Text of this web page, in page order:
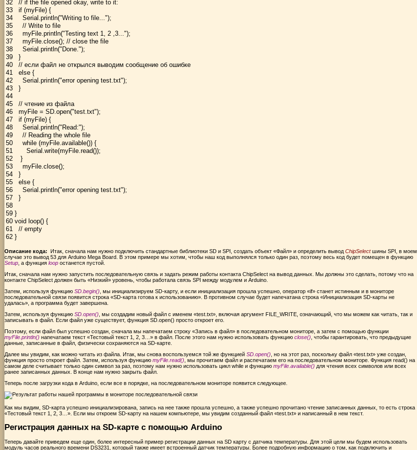
32
33
34
35
36
37
38
39
40
41
42
43
44
45
46
47
48
49
50
51
52
53
54
55
56
57
58
59
60
61
62
// if the file opened okay, write to it:
if (myFile) {
Serial println("Writing to file...");
// Write to file
myFile println("Testing text 1, 2 ,3...");
myFile close(); // close the file
Serial println("Done.");
}
// если файл не открылся выводим сообщение об ошибке
else {
Serial println("error opening test.txt");
}
// чтение из файла
myFile = SD open("test.txt");
if (myFile) {
Serial println("Read:");
// Reading the whole file
while (myFile available()) {
Serial write(myFile read());
}
myFile close();
}
else {
Serial println("error opening test.txt");
}
}
void loop() {
// empty
}
Описание кода: Итак, сначала нам нужно подключить стандартные библиотеки SD и SPI, создать объект «Файл» и определить вывод ChipSelectшины SPI, в моем
случае это вывод 53 для Arduino Mega Board. В этом примере мы хотим, чтобы наш код выполнялся только один раз, поэтому весь код будет помещен в функцию
Setup , а функция loop останется пустой.
Итак, сначала нам нужно запустить последовательную связь и задать режим работы контакта ChipSelect на вывод данных. Мы должны это сделать, потому что на
контакте ChipSelect должен быть «Низкий» уровень, чтобы работала связь SPI между модулем и Arduino.
Затем, используя функцию SD.begin() , мы инициализируем SD-карту, и если инициализация прошла успешно, оператор «if» станет истинным и в мониторе
последовательной связи появится строка «SD-карта готова к использованию». В противном случае будет напечатана строка «Инициализация SD-карты не
удалась», а программа будет завершена.
Затем, используя функцию SD.open() , мы создадим новый файл с именем «test.txt», включая аргумент FILE_WRITE, означающий, что мы можем как читать, так и
записывать в файл. Если файл уже существует, функция SD.open() просто откроет его.
Поэтому, если файл был успешно создан, сначала мы напечатаем строку «Запись в файл» в последовательном мониторе, а затем с помощью функции
myFile.println() напечатаем текст «Тестовый текст 1, 2, 3…» в файл. После этого нам нужно использовать функцию close() , чтобы гарантировать, что предыдущие
данные, записанные в файл, физически сохраняются на SD-карте.
Далее мы увидим, как можно читать из файла. Итак, мы снова воспользуемся той же функцией SD.open() , но на этот раз, поскольку файл «test.txt» уже создан,
функция просто откроет файл. Затем, используя функцию myFile.read() , мы прочитаем файл и распечатаем его на последовательном мониторе. Функция read() на
самом деле считывает только один символ за раз, поэтому нам нужно использовать цикл while и функцию myFile.available() для чтения всех символов или всех
ранее записанных данных. В конце нам нужно закрыть файл.
Теперь после загрузки кода в Arduino, если все в порядке, на последовательном мониторе появится следующее.
Как мы видим, SD-карта успешно инициализирована, запись на нее также прошла успешно, а также успешно прочитано чтение записанных данных, то есть строка
«Тестовый текст 1, 2, 3…». Если мы откроем SD-карту на нашем компьютере, мы увидим созданный файл «test.txt» и написанный в нем текст.
Регистрация данных на SD-карте с помощью Arduino
Теперь давайте приведем еще один, более интересный пример регистрации данных на SD карту с датчика температуры. Для этой цели мы будем использовать
модуль часов реального времени DS3231, который также имеет встроенный датчик температуры. Более подробную информацию о том, как подключить и